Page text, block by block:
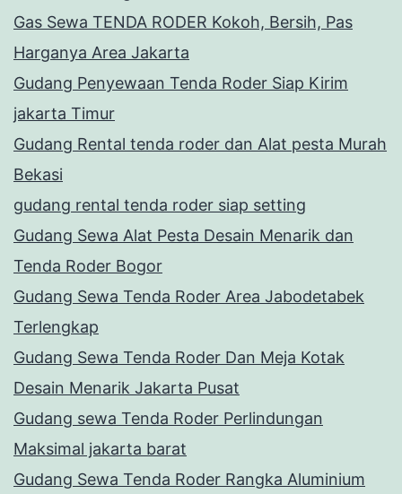
Gas Sewa TENDA RODER Kokoh, Bersih, Pas
Harganya Area Jakarta
Gudang Penyewaan Tenda Roder Siap Kirim
jakarta Timur
Gudang Rental tenda roder dan Alat pesta Murah
Bekasi
gudang rental tenda roder siap setting
Gudang Sewa Alat Pesta Desain Menarik dan
Tenda Roder Bogor
Gudang Sewa Tenda Roder Area Jabodetabek
Terlengkap
Gudang Sewa Tenda Roder Dan Meja Kotak
Desain Menarik Jakarta Pusat
Gudang sewa Tenda Roder Perlindungan
Maksimal jakarta barat
Gudang Sewa Tenda Roder Rangka Aluminium